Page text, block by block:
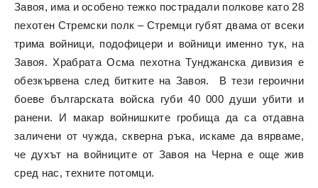
Завоя, има и особено тежко пострадали полкове като 28
пехотен Стремски полк – Стремци губят двама от всеки
трима войници, подофицери и войници именно тук, на
Завоя. Храбрата Осма пехотна Тунджанска дивизия е
обезкървена след битките на Завоя. В тези героични
боеве българската войска губи 40 000 души убити и
ранени. И макар войнишките гробища да са отдавна
заличени от чужда, скверна ръка, искаме да вярваме,
че духът на войниците от Завоя на Черна е още жив
сред нас, техните потомци.